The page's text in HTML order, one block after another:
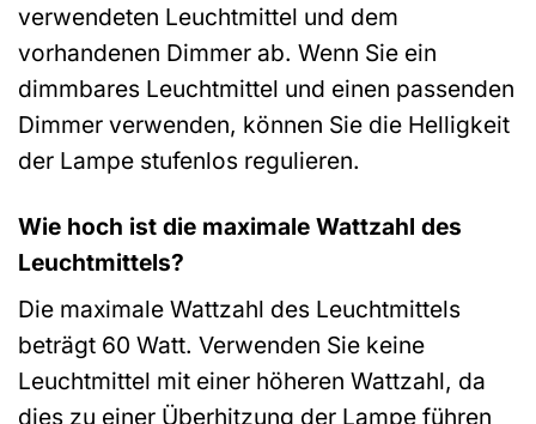
verwendeten Leuchtmittel und dem
vorhandenen Dimmer ab. Wenn Sie ein
dimmbares Leuchtmittel und einen passenden
Dimmer verwenden, können Sie die Helligkeit
der Lampe stufenlos regulieren.
Wie hoch ist die maximale Wattzahl des
Leuchtmittels?
Die maximale Wattzahl des Leuchtmittels
beträgt 60 Watt. Verwenden Sie keine
Leuchtmittel mit einer höheren Wattzahl, da
dies zu einer Überhitzung der Lampe führen